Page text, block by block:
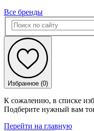
Все бренды
Избранное (0)
К сожалению, в списке
Подберите нужный вам
Перейти на главную